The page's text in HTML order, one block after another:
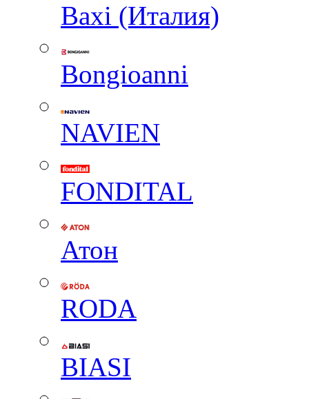
Baxi (Италия)
Вongioanni
NAVIEN
FONDITAL
Атон
RODA
BIASI